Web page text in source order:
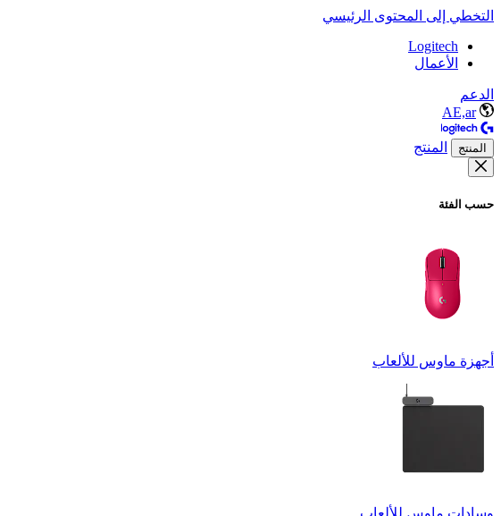
التخطي إلى المحتوى الرئيسي
Logitech
الأعمال
الدعم
AE,ar
المنتج المنتج
حسب الفئة
أجهزة ماوس للألعاب
وسادات ماوس للألعاب